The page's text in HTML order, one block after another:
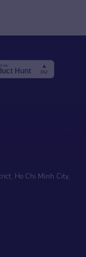
Ho Chi Minh City,